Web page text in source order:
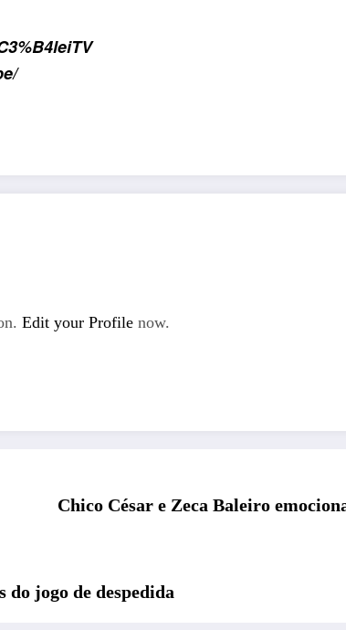
Edit your Profile now.
Chico César e Zeca Baleiro
jogo de despedida